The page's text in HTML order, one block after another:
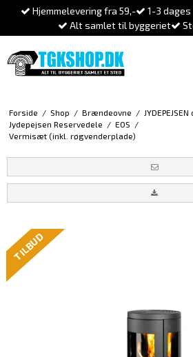
Hjemmelevering fra 59,-
1-3
Alt samlet til byggeriet
Forside / Shop / Brændeovne / JYDEPEJSEN
Jydepejsen Reservedele / EOS /
Vermisæt (inkl. røgvenderplade)
TILBUD